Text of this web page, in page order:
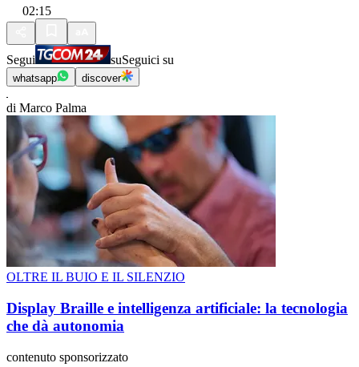
02:15
Segui suSeguici su
whatsapp discover
di Marco Palma
OLTRE IL BUIO E IL SILENZIO
Display Braille e intelligenza artificiale: la tecnologia
che dà autonomia
contenuto sponsorizzato